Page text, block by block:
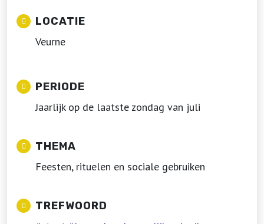
LOCATIE
Veurne
PERIODE
Jaarlijk op de laatste zondag van juli
THEMA
Feesten, rituelen en sociale gebruiken
TREFWOORD